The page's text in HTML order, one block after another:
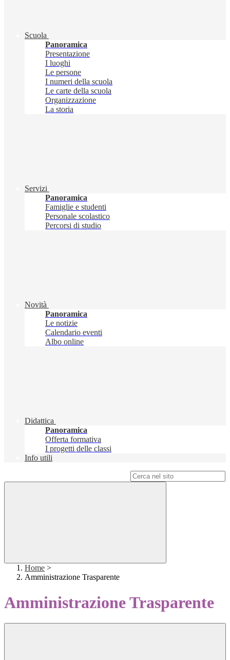
Scuola
Panoramica
Presentazione
I luoghi
Le persone
I numeri della scuola
Le carte della scuola
Organizzazione
La storia
Servizi
Panoramica
Famiglie e studenti
Personale scolastico
Percorsi di studio
Novità
Panoramica
Le notizie
Calendario eventi
Albo online
Didattica
Panoramica
Offerta formativa
I progetti delle classi
Info utili
Home >
Amministrazione Trasparente
Amministrazione Trasparente